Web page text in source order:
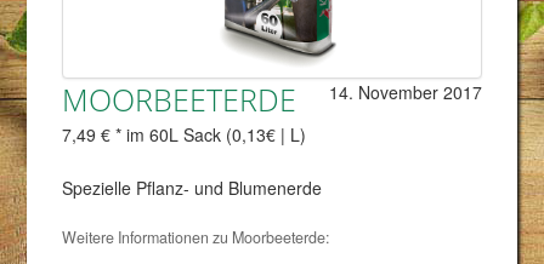
14. November 2017
MOORBEETERDE
7,49 € * im 60L Sack (0,13€ | L)
Spezielle Pflanz- und Blumenerde
Weitere Informationen zu Moorbeeterde: